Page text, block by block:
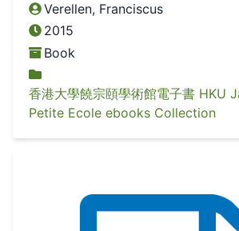
Verellen, Franciscus
2015
Book
香港大學饒宗頤學術館電子書 HKU
Petite Ecole ebooks Collection